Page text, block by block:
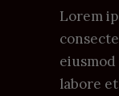
Lorem
labore